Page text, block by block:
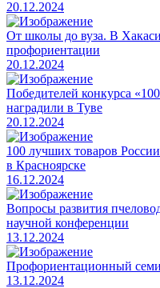
20.12.2024
От школы до вуза. В
профориентации
20.12.2024
Победителей конкурса
наградили в Туве
20.12.2024
100 лучших товаров
в Красноярске
16.12.2024
Вопросы развития
научной конференции
13.12.2024
Профориентационный
13.12.2024